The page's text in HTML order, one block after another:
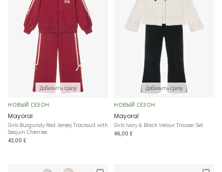
Добавить сразу
НОВЫЙ СЕЗОН
Mayoral
Girls Burgundy Red Jersey Tracksuit with
Sequin Cherries
43,00 £
Добавить сразу
НОВЫЙ СЕЗОН
Mayoral
Girls Ivory & Black Velour Trouser Set
46,00 £